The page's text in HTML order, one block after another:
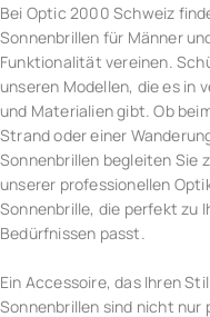
Bei Optic 2000 Schweiz
Sonnenbrillen für Männer
Funktionalität vereinen.
unseren Modellen, die es in
und Materialien gibt. Ob
Strand oder einer
Sonnenbrillen begleiten Sie
unserer professionellen
Sonnenbrille, die perfekt zu
Bedürfnissen passt.
Ein Accessoire, das Ihren
Sonnenbrillen sind nicht nur